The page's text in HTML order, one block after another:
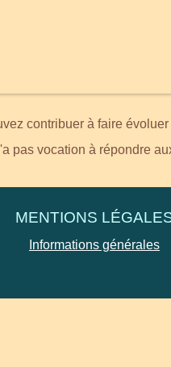
contribuer à faire
pas vocation à répondre
MENTIONS
Informations générales